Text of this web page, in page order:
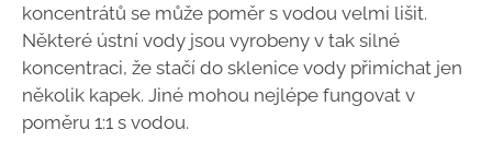
koncentrátů se může poměr s vodou velmi lišit.
Některé ústní vody jsou vyrobeny v tak silné
koncentraci, že stačí do sklenice vody přimíchat jen
několik kapek. Jiné mohou nejlépe fungovat v
poměru 1:1 s vodou.